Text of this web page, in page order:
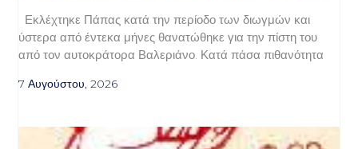
Εκλέχτηκε Πάπας κατά την περίοδο των διωγμών και
ύστερα από έντεκα μήνες θανατώθηκε για την πίστη του
από τον αυτοκράτορα Βαλεριάνο. Κατά πάσα πιθανότητα
7 Αυγούστου, 2026